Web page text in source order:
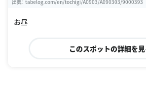
出典： tabelog.com/en/tochigi/A0903/A090303/9000393
お昼
このスポットの詳細を